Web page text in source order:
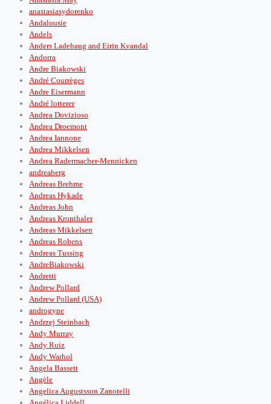
anastasiasydorenko
Andalousie
Andels
Anders Ladehaug and Eirin Kvandal
Andorra
Andre Biakowski
André Courrèges
Andre Eisermann
André lotterer
Andrea Dovizioso
Andrea Droemont
Andrea Iannone
Andrea Mikkelsen
Andrea Radermacher-Mennicken
andreaberg
Andreas Brehme
Andreas Hykade
Andreas John
Andreas Kronthaler
Andreas Mikkelsen
Andreas Robens
Andreas Tussing
AndreBiakowski
Andretti
Andrew Pollard
Andrew Pollard (USA)
androgyne
Andrzej Steinbach
Andy Murray
Andy Ruiz
Andy Warhol
Angela Bassett
Angèle
Angelica Augustsson Zanotelli